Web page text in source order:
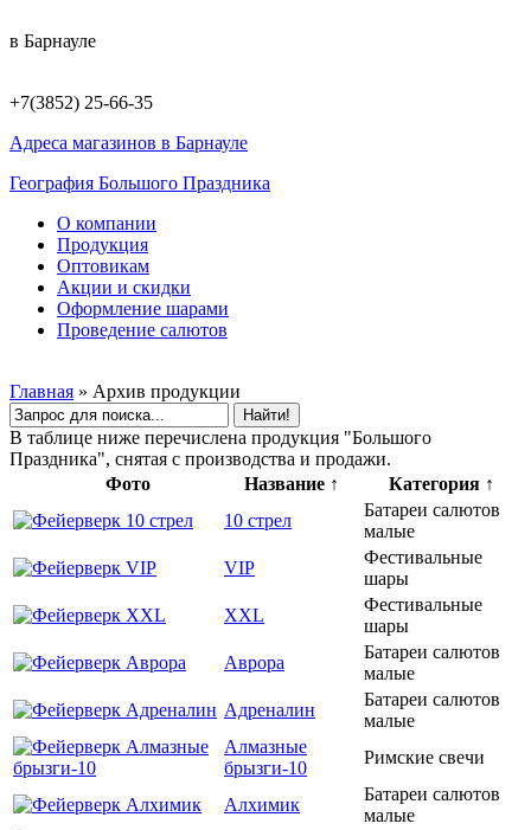
в Барнауле
+7(3852) 25-66-35
Адреса магазинов в Барнауле
География Большого Праздника
О компании
Продукция
Оптовикам
Акции и скидки
Оформление шарами
Проведение салютов
Главная » Архив продукции
В таблице ниже перечислена продукция "Большого
Праздника", снятая с производства и продажи.
Фото
Название ↑ Категория ↑
10 стрел
Батареи салютов
малые
VIP
Фестивальные
шары
XXL
Фестивальные
шары
Аврора
Батареи салютов
малые
Адреналин
Батареи салютов
малые
Алмазные
брызги-10
Римские свечи
Алхимик
Батареи салютов
малые